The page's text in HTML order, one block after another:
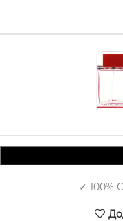
3.580,00
✓ 100%